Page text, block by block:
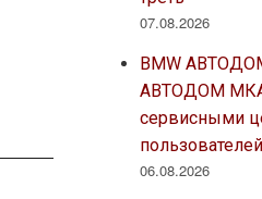
07.08.2026
BMW
АВТОДОМ
сервисными
06.08.2026